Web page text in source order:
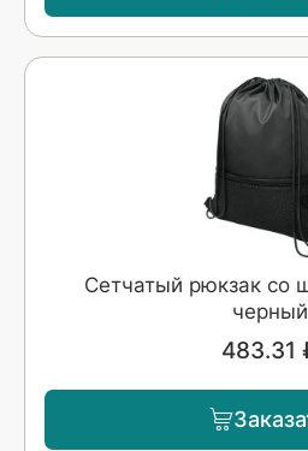
Сетчатый рюкзак со
черный
483.31